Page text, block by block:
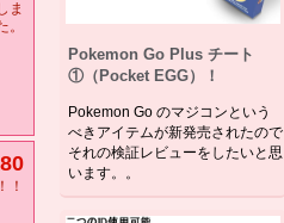
ま
。
！
Pokemon Go Plus チート
①（Pocket EGG）！
Pokemon Go のマジコンという
べきアイテムが新発売されたので
それの検証レビューをしたいと思
います。。